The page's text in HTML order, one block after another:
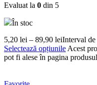
Evaluat la 0 din 5
În stoc
5,20 lei – 89,90 leiInterval
Selectează opțiunile Acest
pot fi alese în pagina